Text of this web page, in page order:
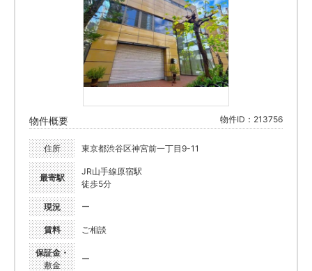
物件概要 物件ID：213756
住所 東京都渋谷区神宮前一丁目9-11
最寄駅
JR山手線原宿駅
徒歩5分
現況 ー
賃料 ご相談
保証金・
敷金
ー